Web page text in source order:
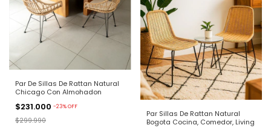
Par De Sillas De Rattan Natural
Chicago Con Almohadon
$231.000 -23%OFF
$299.990
Par Sillas De Rattan Natural
Bogota Cocina, Comedor, Living